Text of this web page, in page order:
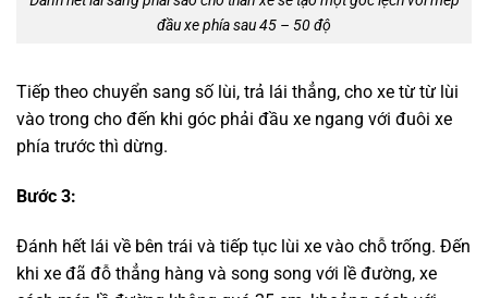
đầu xe phía sau 45 – 50 độ
Tiếp theo chuyển sang số lùi, trả lái thẳng, cho xe từ từ lùi
vào trong cho đến khi góc phải đầu xe ngang với đuôi xe
phía trước thì dừng.
Bước 3:
Đánh hết lái về bên trái và tiếp tục lùi xe vào chỗ trống. Đến
khi xe đã đỗ thẳng hàng và song song với lề đường, xe